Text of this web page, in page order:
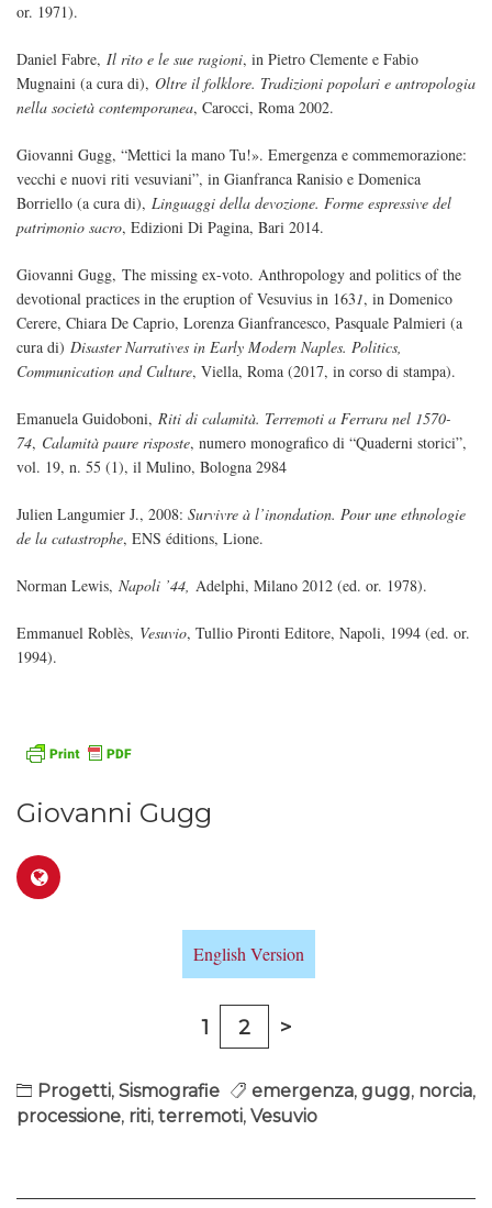
or. 1971).
Daniel Fabre, Il rito e le sue ragioni, in Pietro Clemente e Fabio
Mugnaini (a cura di), Oltre il folklore. Tradizioni popolari e antropologia
nella società contemporanea, Carocci, Roma 2002.
Giovanni Gugg, “Mettici la mano Tu!». Emergenza e commemorazione:
vecchi e nuovi riti vesuviani”, in Gianfranca Ranisio e Domenica
Borriello (a cura di), Linguaggi della devozione. Forme espressive del
patrimonio sacro, Edizioni Di Pagina, Bari 2014.
Giovanni Gugg, The missing ex-voto. Anthropology and politics of the
devotional practices in the eruption of Vesuvius in 1631, in Domenico
Cerere, Chiara De Caprio, Lorenza Gianfrancesco, Pasquale Palmieri (a
cura di) Disaster Narratives in Early Modern Naples. Politics,
Communication and Culture, Viella, Roma (2017, in corso di stampa).
Emanuela Guidoboni, Riti di calamità. Terremoti a Ferrara nel 1570-
74, Calamità paure risposte, numero monografico di “Quaderni storici”,
vol. 19, n. 55 (1), il Mulino, Bologna 2984
Julien Langumier J., 2008: Survivre à l’inondation. Pour une ethnologie
de la catastrophe, ENS éditions, Lione.
Norman Lewis, Napoli ’44, Adelphi, Milano 2012 (ed. or. 1978).
Emmanuel Roblès, Vesuvio, Tullio Pironti Editore, Napoli, 1994 (ed. or.
1994).
Giovanni Gugg
English Version
1 2 >
Progetti, Sismografie emergenza, gugg, norcia,
processione, riti, terremoti, Vesuvio